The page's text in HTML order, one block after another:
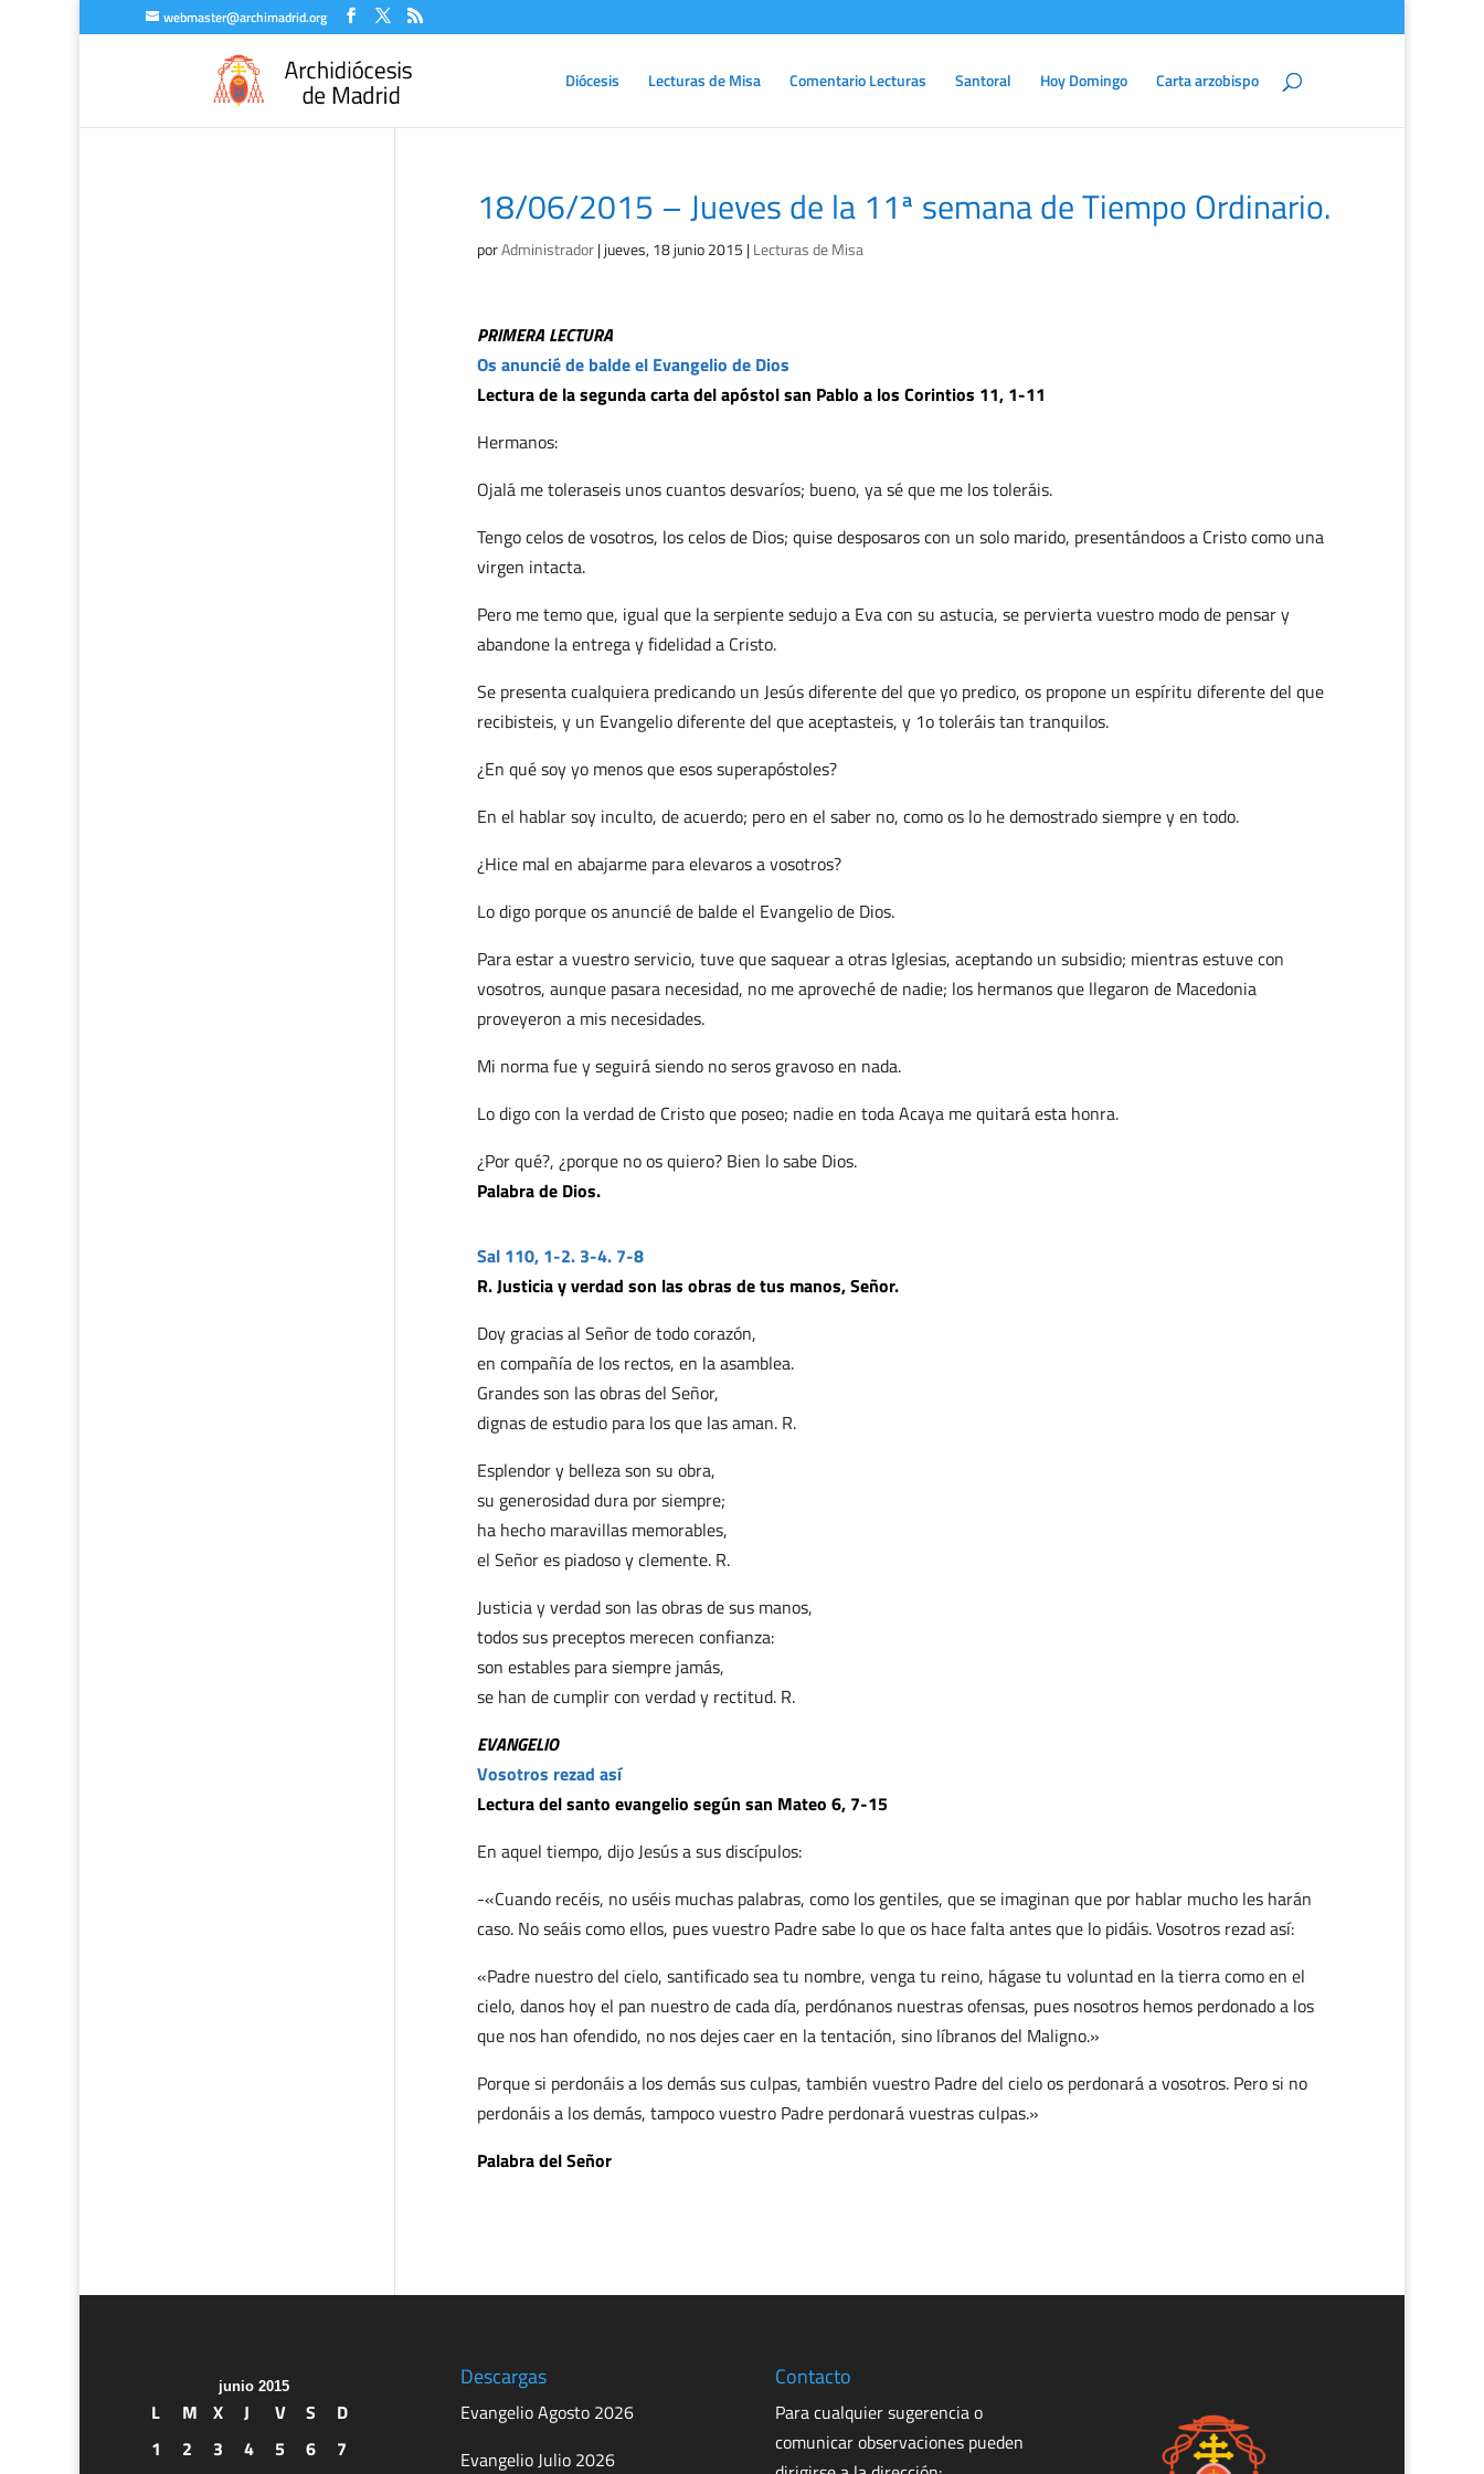
webmaster@archimadrid.org
Diócesis Lecturas de Misa Comentario Lecturas Santoral Hoy Domingo Carta arzobispo
18/06/2015 – Jueves de la 11ª semana de Tiempo Ordinario.
porAdministrador|jueves, 18 junio 2015 |Lecturas de Misa
PRIMERA LECTURA
Os anuncié de balde el Evangelio de Dios
Lectura de la segunda carta del apóstol san Pablo a los Corintios 11, 1-11
Hermanos:
Ojalá me toleraseis unos cuantos desvaríos; bueno, ya sé que me los toleráis.
Tengo celos de vosotros, los celos de Dios; quise desposaros con un solo marido, presentándoos a Cristo como una
virgen intacta.
Pero me temo que, igual que la serpiente sedujo a Eva con su astucia, se pervierta vuestro modo de pensar y
abandone la entrega y fidelidad a Cristo.
Se presenta cualquiera predicando un Jesús diferente del que yo predico, os propone un espíritu diferente del que
recibisteis, y un Evangelio diferente del que aceptasteis, y 1o toleráis tan tranquilos.
¿En qué soy yo menos que esos superapóstoles?
En el hablar soy inculto, de acuerdo; pero en el saber no, como os lo he demostrado siempre y en todo.
¿Hice mal en abajarme para elevaros a vosotros?
Lo digo porque os anuncié de balde el Evangelio de Dios.
Para estar a vuestro servicio, tuve que saquear a otras Iglesias, aceptando un subsidio; mientras estuve con
vosotros, aunque pasara necesidad, no me aproveché de nadie; los hermanos que llegaron de Macedonia
proveyeron a mis necesidades.
Mi norma fue y seguirá siendo no seros gravoso en nada.
Lo digo con la verdad de Cristo que poseo; nadie en toda Acaya me quitará esta honra.
¿Por qué?, ¿porque no os quiero? Bien lo sabe Dios.
Palabra de Dios.
Sal 110, 1-2. 3-4. 7-8
R. Justicia y verdad son las obras de tus manos, Señor.
Doy gracias al Señor de todo corazón,
en compañía de los rectos, en la asamblea.
Grandes son las obras del Señor,
dignas de estudio para los que las aman. R.
Esplendor y belleza son su obra,
su generosidad dura por siempre;
ha hecho maravillas memorables,
el Señor es piadoso y clemente. R.
Justicia y verdad son las obras de sus manos,
todos sus preceptos merecen confianza:
son estables para siempre jamás,
se han de cumplir con verdad y rectitud. R.
EVANGELIO
Vosotros rezad así
Lectura del santo evangelio según san Mateo 6, 7-15
En aquel tiempo, dijo Jesús a sus discípulos:
-«Cuando recéis, no uséis muchas palabras, como los gentiles, que se imaginan que por hablar mucho les harán
caso. No seáis como ellos, pues vuestro Padre sabe lo que os hace falta antes que lo pidáis. Vosotros rezad así:
«Padre nuestro del cielo, santificado sea tu nombre, venga tu reino, hágase tu voluntad en la tierra como en el
cielo, danos hoy el pan nuestro de cada día, perdónanos nuestras ofensas, pues nosotros hemos perdonado a los
que nos han ofendido, no nos dejes caer en la tentación, sino líbranos del Maligno.»
Porque si perdonáis a los demás sus culpas, también vuestro Padre del cielo os perdonará a vosotros. Pero si no
perdonáis a los demás, tampoco vuestro Padre perdonará vuestras culpas.»
Palabra del Señor
junio 2015
L M X J V S
D
1
2 3 4 5 6
7
Descargas
Evangelio Agosto 2026
Evangelio Julio 2026
Contacto
Para cualquier sugerencia o
comunicar observaciones pueden